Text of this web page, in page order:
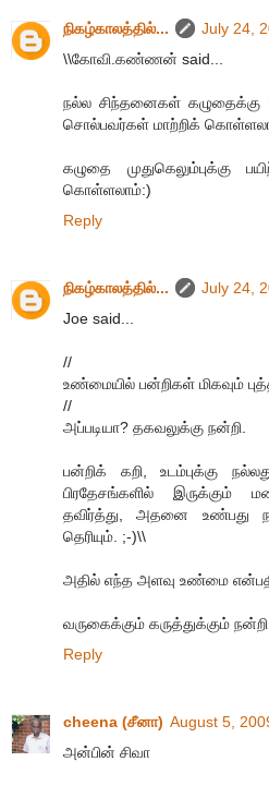
நிகழ்காலத்தில்...
July 24,
\\கோவி.கண்ணன் said...
நல்ல சிந்தனைகள் கழுதைக்கு
சொல்பவர்கள் மாற்றிக்
கழுதை முதுகெலும்புக்கு
கொள்ளலாம்:)
Reply
நிகழ்காலத்தில்...
July 24,
Joe said...
//
உண்மையில் பன்றிகள் மிகவும்
//
அப்படியா? தகவலுக்கு நன்றி.
பன்றிக் கறி, உடம்புக்கு
பிரதேசங்களில் இருக்கும்
தவிர்த்து, அதனை உண்பது
தெரியும். ;-)\\
அதில் எந்த அளவு உண்மை
வருகைக்கும் கருத்துக்கும் நன்றி
Reply
cheena (சீனா) August 5,
அன்பின் சிவா